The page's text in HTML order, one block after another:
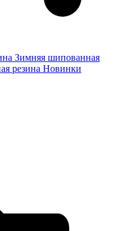
Зимняя шипованная
резина Новинки